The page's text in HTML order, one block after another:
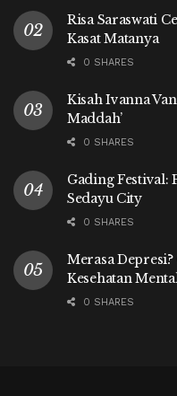
Risa Saraswati
Kasat Matanya
0 SHARES
Kisah Ivanna
Maddah’
0 SHARES
Gading Festival:
Sedayu City
0 SHARES
Merasa
Kesehatan
0 SHARES